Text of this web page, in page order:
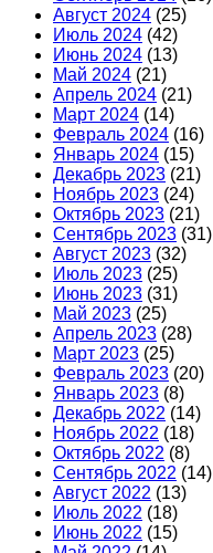
Август 2024 (25)
Июль 2024 (42)
Июнь 2024 (13)
Май 2024 (21)
Апрель 2024 (21)
Март 2024 (14)
Февраль 2024 (16)
Январь 2024 (15)
Декабрь 2023 (21)
Ноябрь 2023 (24)
Октябрь 2023 (21)
Сентябрь 2023 (31)
Август 2023 (32)
Июль 2023 (25)
Июнь 2023 (31)
Май 2023 (25)
Апрель 2023 (28)
Март 2023 (25)
Февраль 2023 (20)
Январь 2023 (8)
Декабрь 2022 (14)
Ноябрь 2022 (18)
Октябрь 2022 (8)
Сентябрь 2022 (14)
Август 2022 (13)
Июль 2022 (18)
Июнь 2022 (15)